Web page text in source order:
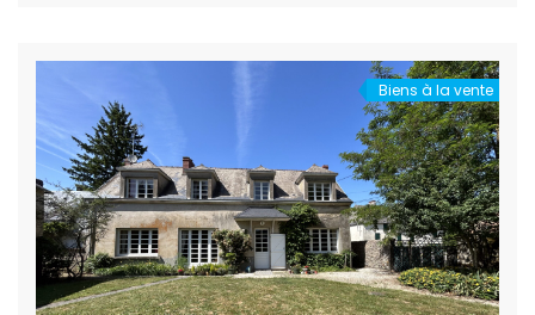
trouve à proximité du […]
Biens à la vente